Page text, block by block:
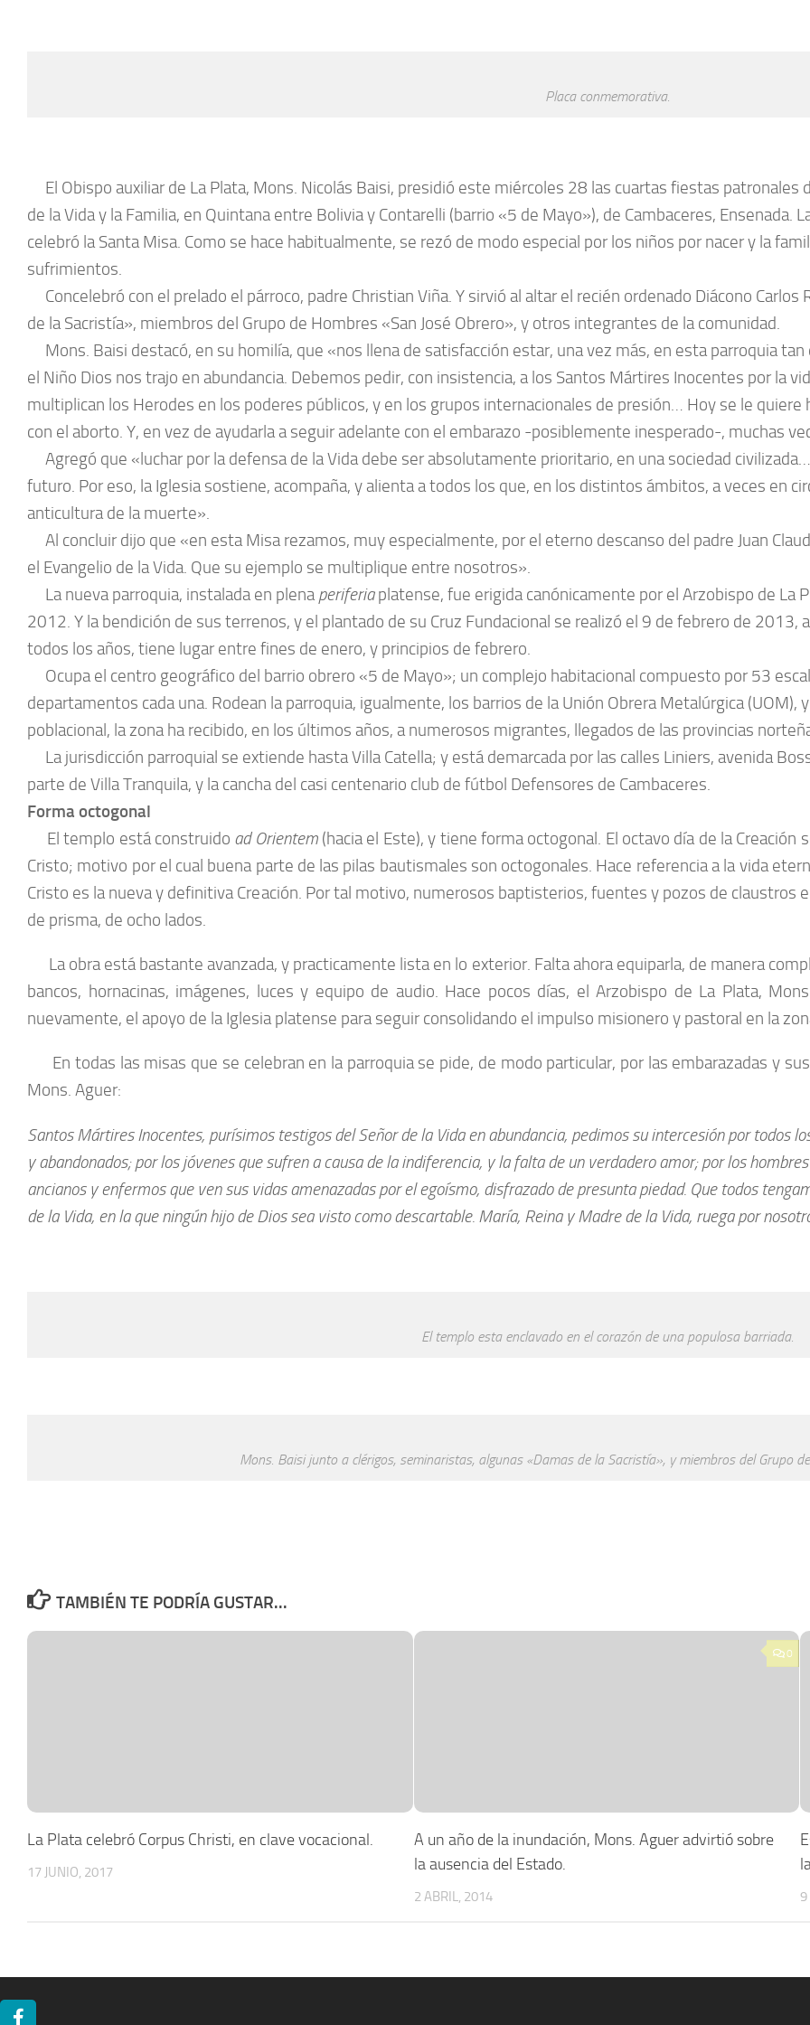
Placa conmemorativa.
El Obispo auxiliar de La Plata, Mons. Nicolás Baisi, presidió este miércoles 28 las cuartas fiestas
de la Vida y la Familia, en Quintana entre Bolivia y Contarelli (barrio «5 de Mayo»), de Cambaceres, Ensenada.
celebró la Santa Misa. Como se hace habitualmente, se rezó de modo especial por los niños por nacer y la
sufrimientos.
Concelebró con el prelado el párroco, padre Christian Viña. Y sirvió al altar el recién ordenado Diácono
de la Sacristía», miembros del Grupo de Hombres «San José Obrero», y otros integrantes de la comunidad.
Mons. Baisi destacó, en su homilía, que «nos llena de satisfacción estar, una vez más, en esta parroquia tan
el Niño Dios nos trajo en abundancia. Debemos pedir, con insistencia, a los Santos Mártires Inocentes por la
multiplican los Herodes en los poderes públicos, y en los grupos internacionales de presión… Hoy se le quiere
con el aborto. Y, en vez de ayudarla a seguir adelante con el embarazo -posiblemente inesperado-, muchas
Agregó que «luchar por la defensa de la Vida debe ser absolutamente prioritario, en una sociedad
futuro. Por eso, la Iglesia sostiene, acompaña, y alienta a todos los que, en los distintos ámbitos, a veces en
anticultura de la muerte».
Al concluir dijo que «en esta Misa rezamos, muy especialmente, por el eterno descanso del padre Juan
el Evangelio de la Vida. Que su ejemplo se multiplique entre nosotros».
La nueva parroquia, instalada en plenaperiferiaplatense, fue erigida canónicamente por el Arzobispo de La
2012. Y la bendición de sus terrenos, y el plantado de su Cruz Fundacional se realizó el 9 de febrero de 2013,
todos los años, tiene lugar entre fines de enero, y principios de febrero.
Ocupa el centro geográfico del barrio obrero «5 de Mayo»; un complejo habitacional compuesto por 53
departamentos cada una. Rodean la parroquia, igualmente, los barrios de la Unión Obrera Metalúrgica (UOM),
poblacional, la zona ha recibido, en los últimos años, a numerosos migrantes, llegados de las provincias
La jurisdicción parroquial se extiende hasta Villa Catella; y está demarcada por las calles Liniers, avenida
parte de Villa Tranquila, y la cancha del casi centenario club de fútbol Defensores de Cambaceres.
Forma octogonal
El templo está construido ad Orientem(hacia el Este), y tiene forma octogonal. El octavo día de la
Cristo; motivo por el cual buena parte de las pilas bautismales son octogonales. Hace referencia a la vida
Cristo es la nueva y definitiva Creación. Por tal motivo, numerosos baptisterios, fuentes y pozos de
de prisma, de ocho lados.
La obra está bastante avanzada, y practicamente lista en lo exterior. Falta ahora equiparla, de manera
bancos, hornacinas, imágenes, luces y equipo de audio. Hace pocos días, el Arzobispo de La Plata,
nuevamente, el apoyo de la Iglesia platense para seguir consolidando el impulso misionero y pastoral en la
En todas las misas que se celebran en la parroquia se pide, de modo particular, por las embarazadas y
Mons. Aguer:
Santos Mártires Inocentes, purísimos testigos del Señor de la Vida en abundancia, pedimos su intercesión por todos
y abandonados; por los jóvenes que sufren a causa de la indiferencia, y la falta de un verdadero amor; por los
ancianos y enfermos que ven sus vidas amenazadas por el egoísmo, disfrazado de presunta piedad. Que todos
de la Vida, en la que ningún hijo de Dios sea visto como descartable. María, Reina y Madre de la Vida, ruega por
El templo esta enclavado en el corazón de una populosa barriada.
Mons. Baisi junto a clérigos, seminaristas, algunas «Damas de la Sacristía», y miembros del Grupo
TAMBIÉN TE PODRÍA GUSTAR...
La Plata celebró Corpus Christi, en clave vocacional.
17 JUNIO, 2017
0
A un año de la inundación, Mons. Aguer advirtió sobre
la ausencia del Estado.
2 ABRIL, 2014